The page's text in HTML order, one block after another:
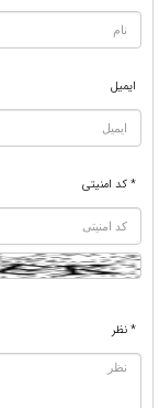
ایمیل
* کد امنیتی
* نظر